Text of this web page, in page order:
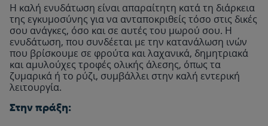
Η καλή ενυδάτωση είναι απαραίτητη κατά τη διάρκεια
της εγκυμοσύνης για να ανταποκριθείς τόσο στις δικές
σου ανάγκες, όσο και σε αυτές του μωρού σου. Η
ενυδάτωση, που συνδέεται με την κατανάλωση ινών
που βρίσκουμε σε φρούτα και λαχανικά, δημητριακά
και αμυλούχες τροφές ολικής άλεσης, όπως τα
ζυμαρικά ή το ρύζι, συμβάλλει στην καλή εντερική
λειτουργία.
Στην πράξη: